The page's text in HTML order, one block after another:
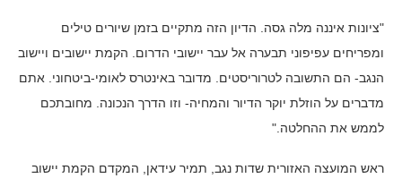
"ציונות איננה מלה גסה. הדיון הזה מתקיים בזמן שיורים טילים
ומפריחים עפיפוני תבערה אל עבר יישובי הדרום. הקמת יישובים ויישוב
הנגב- הם התשובה לטרוריסטים. מדובר באינטרס לאומי-ביטחוני. אתם
מדברים על הוזלת יוקר הדיור והמחיה- וזו הדרך הנכונה. מחובתכם
לממש את ההחלטה."
ראש המועצה האזורית שדות נגב, תמיר עידאן, המקדם הקמת יישוב